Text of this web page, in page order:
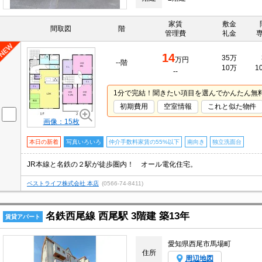
間取図 階
家賃
管理費
敷金
礼金
画像：15枚
--階 14万円
--
35万
10万
1分で完結！聞きたい項目を選んでかんたん無
初期費用
空室情報 これと似た物件
本日の新着 写真いろいろ 仲介手数料家賃の55%以下 南向き 独立洗面台
JR本線と名鉄の２駅が徒歩圏内！ オール電化住宅。
ベストライフ株式会社 本店 (0566-74-8411)
賃貸アパート 名鉄西尾線 西尾駅 3階建 築13年
住所
愛知県西尾市馬場町
周辺地図